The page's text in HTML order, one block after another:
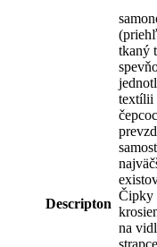
Descripton
tkaný
textílii
Čipky
na